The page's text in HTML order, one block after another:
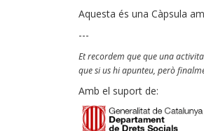
Aquesta és una Càpsula
---
Et recordem que que una
que si us hi apunteu, però
Amb el suport de: